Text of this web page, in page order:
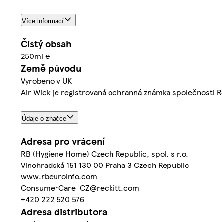
Více informací
Čistý obsah
250ml ℮
Země původu
Vyrobeno v UK
Air Wick je registrovaná ochranná známka společnosti
Údaje o značce
Adresa pro vrácení
RB (Hygiene Home) Czech Republic, spol. s r.o.
Vinohradská 151 130 00 Praha 3 Czech Republic
www.rbeuroinfo.com
ConsumerCare_CZ@reckitt.com
+420 222 520 576
Adresa distributora